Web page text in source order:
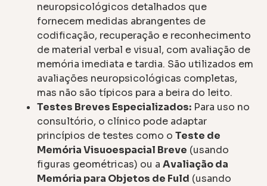
neuropsicológicos detalhados que
fornecem medidas abrangentes de
codificação, recuperação e reconhecimento
de material verbal e visual, com avaliação de
memória imediata e tardia. São utilizados em
avaliações neuropsicológicas completas,
mas não são típicos para a beira do leito.
Testes Breves Especializados: Para uso no
consultório, o clínico pode adaptar
princípios de testes como oTeste de
Memória Visuoespacial Breve (usando
figuras geométricas) ou aAvaliação da
Memória para Objetos de Fuld (usando